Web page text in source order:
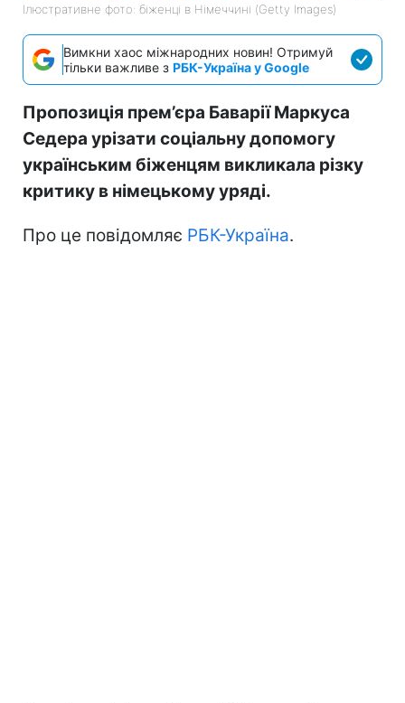
Ілюстративне фото: біженці в Німеччині (Getty Images)
Вимкни хаос міжнародних новин! Отримуй
тільки важливе з РБК-Україна у Google
Пропозиція прем’єра Баварії Маркуса
Седера урізати соціальну допомогу
українським біженцям викликала різку
критику в німецькому уряді.
Про це повідомляє РБК-Україна.